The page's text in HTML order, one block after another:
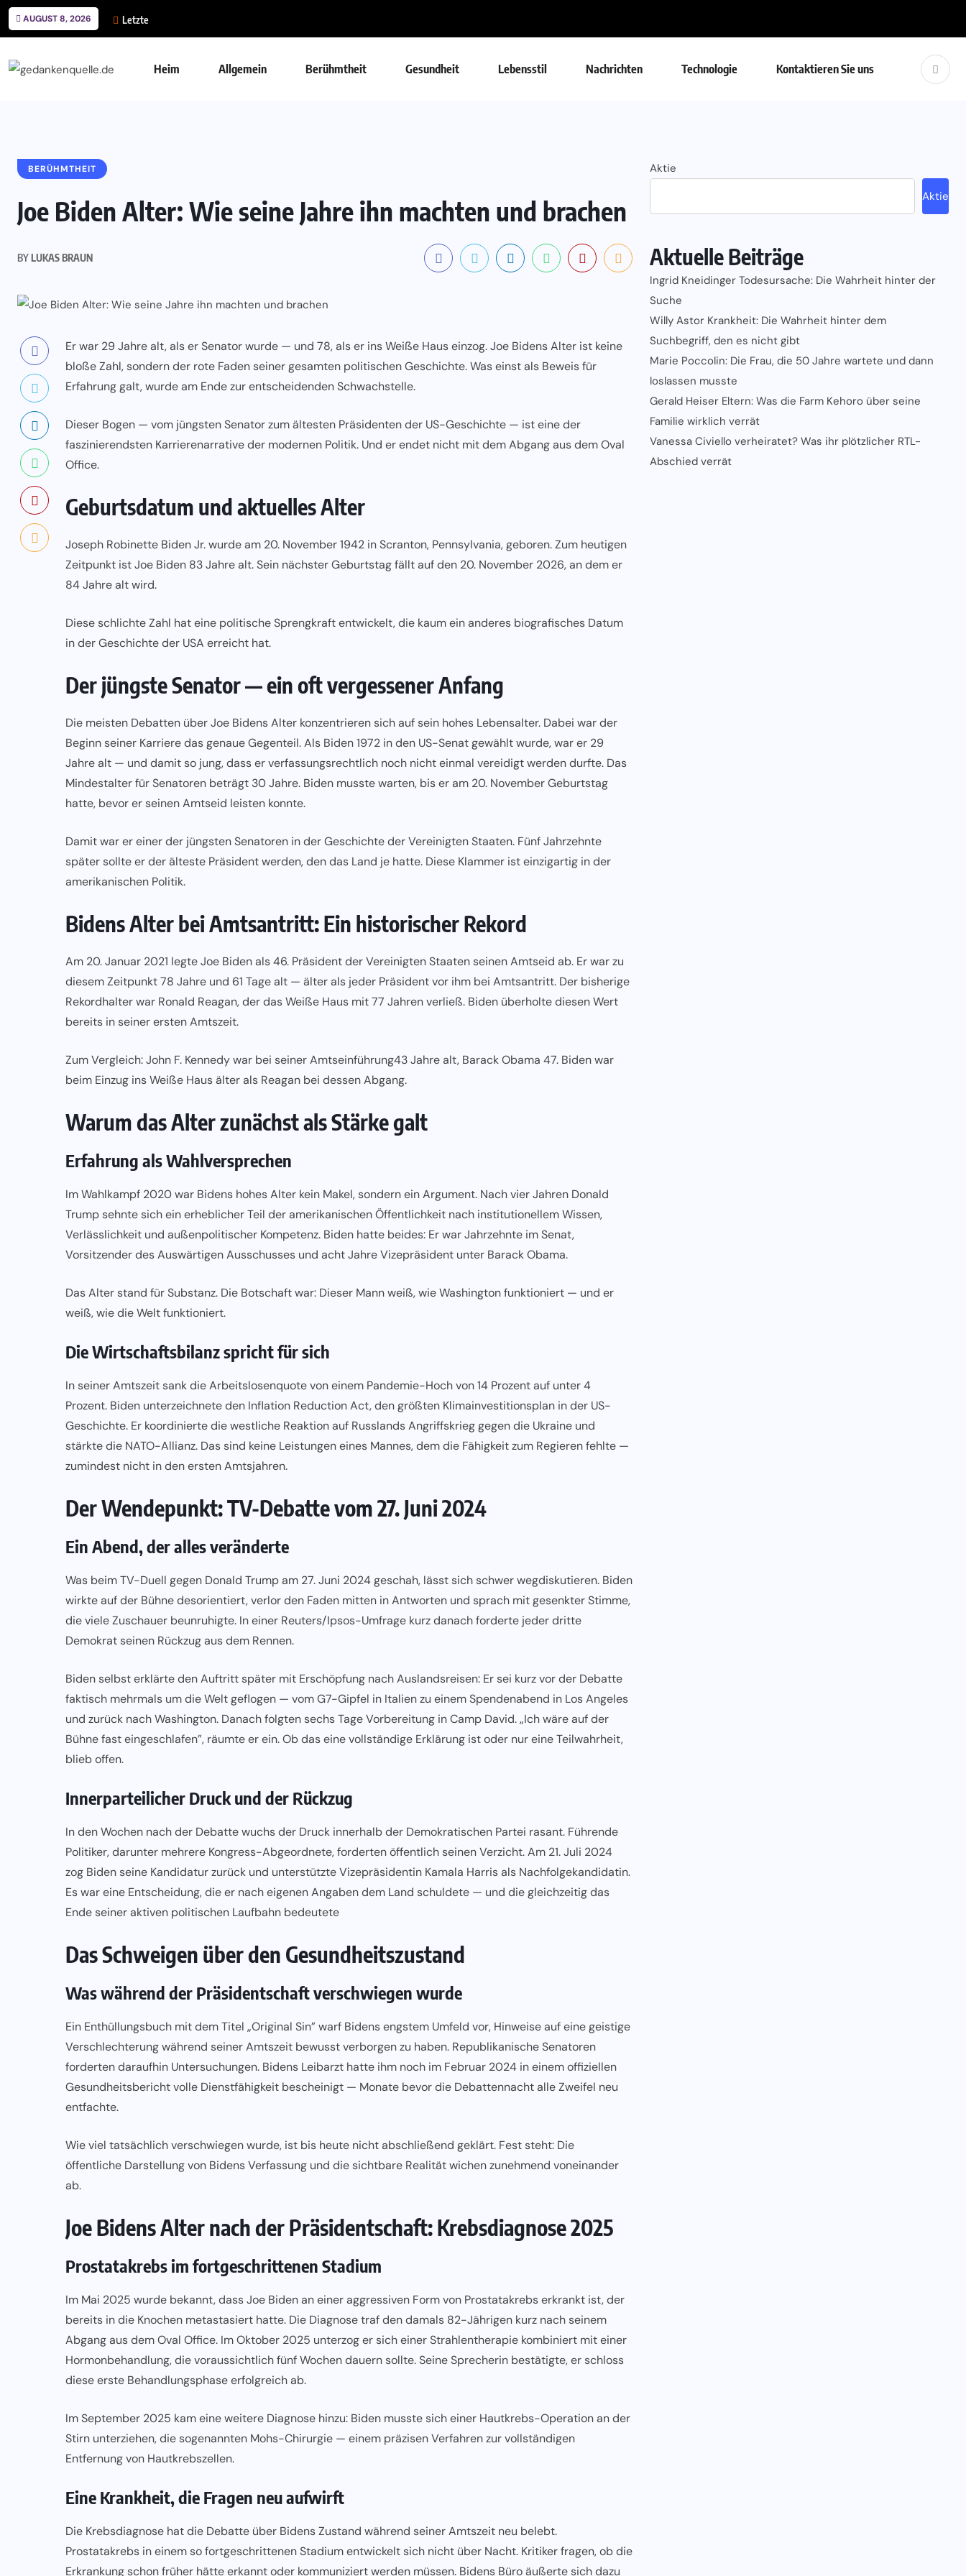
AUGUST 8, 2026 Letzte
Heim Allgemein Berühmtheit Gesundheit Lebensstil Nachrichten Technologie Kontaktieren Sie uns
BERÜHMTHEIT
Joe Biden Alter: Wie seine Jahre ihn machten und brachen
BYLUKAS BRAUN
Er war 29 Jahre alt, als er Senator wurde — und 78, als er ins Weiße Haus einzog. Joe Bidens Alter ist keine
bloße Zahl, sondern der rote Faden seiner gesamten politischen Geschichte. Was einst als Beweis für
Erfahrung galt, wurde am Ende zur entscheidenden Schwachstelle.
Dieser Bogen — vom jüngsten Senator zum ältesten Präsidenten der US-Geschichte — ist eine der
faszinierendsten Karrierenarrative der modernen Politik. Und er endet nicht mit dem Abgang aus dem Oval
Office.
Geburtsdatum und aktuelles Alter
Joseph Robinette Biden Jr. wurde am 20. November 1942 in Scranton, Pennsylvania, geboren. Zum heutigen
Zeitpunkt ist Joe Biden 83 Jahre alt. Sein nächster Geburtstag fällt auf den 20. November 2026, an dem er
84 Jahre alt wird.
Diese schlichte Zahl hat eine politische Sprengkraft entwickelt, die kaum ein anderes biografisches Datum
in der Geschichte der USA erreicht hat.
Der jüngste Senator — ein oft vergessener Anfang
Die meisten Debatten über Joe Bidens Alter konzentrieren sich auf sein hohes Lebensalter. Dabei war der
Beginn seiner Karriere das genaue Gegenteil. Als Biden 1972 in den US-Senat gewählt wurde, war er 29
Jahre alt — und damit so jung, dass er verfassungsrechtlich noch nicht einmal vereidigt werden durfte. Das
Mindestalter für Senatoren beträgt 30 Jahre. Biden musste warten, bis er am 20. November Geburtstag
hatte, bevor er seinen Amtseid leisten konnte.
Damit war er einer der jüngsten Senatoren in der Geschichte der Vereinigten Staaten. Fünf Jahrzehnte
später sollte er der älteste Präsident werden, den das Land je hatte. Diese Klammer ist einzigartig in der
amerikanischen Politik.
Bidens Alter bei Amtsantritt: Ein historischer Rekord
Am 20. Januar 2021 legte Joe Biden als 46. Präsident der Vereinigten Staaten seinen Amtseid ab. Er war zu
diesem Zeitpunkt 78 Jahre und 61 Tage alt — älter als jeder Präsident vor ihm bei Amtsantritt. Der bisherige
Rekordhalter war Ronald Reagan, der das Weiße Haus mit 77 Jahren verließ. Biden überholte diesen Wert
bereits in seiner ersten Amtszeit.
Zum Vergleich: John F. Kennedy war bei seinerAmtseinführung43 Jahre alt, Barack Obama 47. Biden war
beim Einzug ins Weiße Haus älter als Reagan bei dessen Abgang.
Warum das Alter zunächst als Stärke galt
Erfahrung als Wahlversprechen
Im Wahlkampf 2020 war Bidens hohes Alter kein Makel, sondern ein Argument. Nach vier Jahren Donald
Trump sehnte sich ein erheblicher Teil der amerikanischen Öffentlichkeit nach institutionellem Wissen,
Verlässlichkeit und außenpolitischer Kompetenz. Biden hatte beides: Er war Jahrzehnte im Senat,
Vorsitzender des Auswärtigen Ausschusses und acht Jahre Vizepräsident unter Barack Obama.
Das Alter stand für Substanz. Die Botschaft war: Dieser Mann weiß, wie Washington funktioniert — und er
weiß, wie die Welt funktioniert.
Die Wirtschaftsbilanz spricht für sich
In seiner Amtszeit sank die Arbeitslosenquote von einem Pandemie-Hoch von 14 Prozent auf unter 4
Prozent. Biden unterzeichnete den Inflation Reduction Act, den größten Klimainvestitionsplan in der US-
Geschichte. Er koordinierte die westliche Reaktion auf Russlands Angriffskrieg gegen die Ukraine und
stärkte die NATO-Allianz. Das sind keine Leistungen eines Mannes, dem die Fähigkeit zum Regieren fehlte —
zumindest nicht in den ersten Amtsjahren.
Der Wendepunkt: TV-Debatte vom 27. Juni 2024
Ein Abend, der alles veränderte
Was beim TV-Duell gegen Donald Trump am 27. Juni 2024 geschah, lässt sich schwer wegdiskutieren. Biden
wirkte auf der Bühne desorientiert, verlor den Faden mitten in Antworten und sprach mit gesenkter Stimme,
die viele Zuschauer beunruhigte. In einer Reuters/Ipsos-Umfrage kurz danach forderte jeder dritte
Demokrat seinen Rückzug aus dem Rennen.
Biden selbst erklärte den Auftritt später mit Erschöpfung nach Auslandsreisen: Er sei kurz vor der Debatte
faktisch mehrmals um die Welt geflogen — vom G7-Gipfel in Italien zu einem Spendenabend in Los Angeles
und zurück nach Washington. Danach folgten sechs Tage Vorbereitung in Camp David. „Ich wäre auf der
Bühne fast eingeschlafen”, räumte er ein. Ob das eine vollständige Erklärung ist oder nur eine Teilwahrheit,
blieb offen.
Innerparteilicher Druck und der Rückzug
In den Wochen nach der Debatte wuchs der Druck innerhalb der Demokratischen Partei rasant. Führende
Politiker, darunter mehrere Kongress-Abgeordnete, forderten öffentlich seinen Verzicht. Am 21. Juli 2024
zog Biden seine Kandidatur zurück und unterstützte Vizepräsidentin Kamala Harris als Nachfolgekandidatin.
Es war eine Entscheidung, die er nach eigenen Angaben dem Land schuldete — und die gleichzeitig das
Ende seiner aktiven politischen Laufbahn bedeutete
Das Schweigen über den Gesundheitszustand
Was während der Präsidentschaft verschwiegen wurde
Ein Enthüllungsbuch mit dem Titel „Original Sin” warf Bidens engstem Umfeld vor, Hinweise auf eine geistige
Verschlechterung während seiner Amtszeit bewusst verborgen zu haben. Republikanische Senatoren
forderten daraufhin Untersuchungen. Bidens Leibarzt hatte ihm noch im Februar 2024 in einem offiziellen
Gesundheitsbericht volle Dienstfähigkeit bescheinigt — Monate bevor die Debattennacht alle Zweifel neu
entfachte.
Wie viel tatsächlich verschwiegen wurde, ist bis heute nicht abschließend geklärt. Fest steht: Die
öffentliche Darstellung von Bidens Verfassung und die sichtbare Realität wichen zunehmend voneinander
ab.
Joe Bidens Alter nach der Präsidentschaft: Krebsdiagnose 2025
Prostatakrebs im fortgeschrittenen Stadium
Im Mai 2025 wurde bekannt, dass Joe Biden an einer aggressiven Form von Prostatakrebs erkrankt ist, der
bereits in die Knochen metastasiert hatte. Die Diagnose traf den damals 82-Jährigen kurz nach seinem
Abgang aus dem Oval Office. Im Oktober 2025 unterzog er sich einer Strahlentherapie kombiniert mit einer
Hormonbehandlung, die voraussichtlich fünf Wochen dauern sollte. Seine Sprecherin bestätigte, er schloss
diese erste Behandlungsphase erfolgreich ab.
Im September 2025 kam eine weitere Diagnose hinzu: Biden musste sich einer Hautkrebs-Operation an der
Stirn unterziehen, die sogenannten Mohs-Chirurgie — einem präzisen Verfahren zur vollständigen
Entfernung von Hautkrebszellen.
Eine Krankheit, die Fragen neu aufwirft
Die Krebsdiagnose hat die Debatte über Bidens Zustand während seiner Amtszeit neu belebt.
Prostatakrebs in einem so fortgeschrittenen Stadium entwickelt sich nicht über Nacht. Kritiker fragen, ob die
Erkrankung schon früher hätte erkannt oder kommuniziert werden müssen. Bidens Büro äußerte sich dazu
Aktie
Aktie
Aktuelle Beiträge
Ingrid Kneidinger Todesursache: Die Wahrheit hinter der
Suche
Willy Astor Krankheit: Die Wahrheit hinter dem
Suchbegriff, den es nicht gibt
Marie Poccolin: Die Frau, die 50 Jahre wartete und dann
loslassen musste
Gerald Heiser Eltern: Was die Farm Kehoro über seine
Familie wirklich verrät
Vanessa Civiello verheiratet? Was ihr plötzlicher RTL-
Abschied verrät